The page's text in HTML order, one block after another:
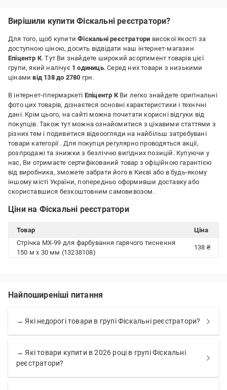
Вирішили купити Фіскальні реєстратори?
Для того, щоб купитиФіскальні реєстратори високої якості за
доступною ціною, досить відвідати наш інтернет-магазин
Епіцентр К. Тут Ви знайдете широкий асортимент товарів цієї
групи, який налічує 1 одиниць. Серед них товари з низькими
цінамивід 138 до 2780 грн.
В інтернет-гіпермаркеті Епіцентр КВи легко знайдете оригінальні
фото цих товарів, дізнаєтеся основні характеристики і технічні
дані. Крім цього, на сайті можна почитати корисні відгуки від
покупців. Також тут можна ознайомитися з цікавими статтями з
різних тем і подивитися відеоогляди на найбільш затребувані
товари категорії . Для покупця регулярно проводяться акції,
розпродажі та знижки з безліччю вигідних позицій. Купуючи у
нас, Ви отримаєте сертифікований товар з офіційною гарантією
від виробника, зможете забрати його в Києві або в будь-якому
іншому місті України, попередньо оформивши доставку або
скориставшися безкоштовним самовивозом.
Ціни на Фіскальні реєстратори
Товар
Ціна
Стрічка MX-99 для фарбування гарячого тиснення
150 м х 30 мм (13238108)
138 ₴
Найпоширеніші питання
→ Які недорогі товари в групі Фіскальні реєстратори?
→ Які товари купити в 2026 році в групі Фіскальні
реєстратори?